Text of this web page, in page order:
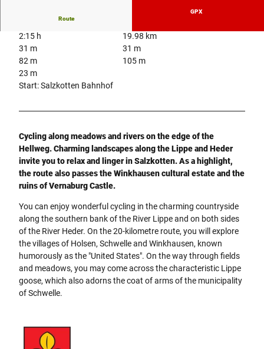
Route
GPX
2:15 h
19.98 km
31 m
31 m
82 m
105 m
23 m
Start: Salzkotten Bahnhof
Cycling along meadows and rivers on the edge of the
Hellweg. Charming landscapes along the Lippe and Heder
invite you to relax and linger in Salzkotten. As a highlight,
the route also passes the Winkhausen cultural estate and the
ruins of Vernaburg Castle.
You can enjoy wonderful cycling in the charming countryside
along the southern bank of the River Lippe and on both sides
of the River Heder. On the 20-kilometre route, you will explore
the villages of Holsen, Schwelle and Winkhausen, known
humorously as the "United States". On the way through fields
and meadows, you may come across the characteristic Lippe
goose, which also adorns the coat of arms of the municipality
of Schwelle.